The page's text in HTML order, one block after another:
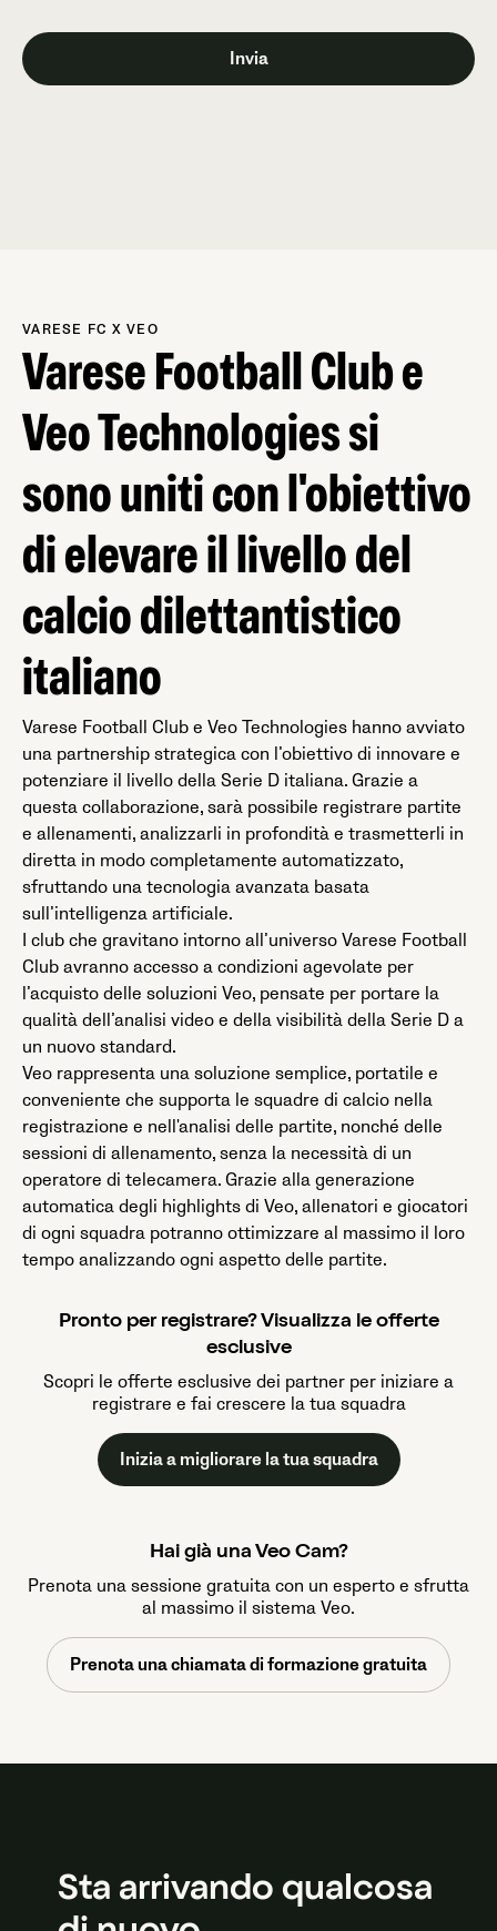
VARESE FC X VEO
Varese Football Club e
Veo Technologies si
sono uniti con l'obiettivo
di elevare il livello del
calcio dilettantistico
italiano
Varese Football Club e Veo Technologies hanno avviato
una partnership strategica con l’obiettivo di innovare e
potenziare il livello della Serie D italiana. Grazie a
questa collaborazione, sarà possibile registrare partite
e allenamenti, analizzarli in profondità e trasmetterli in
diretta in modo completamente automatizzato,
sfruttando una tecnologia avanzata basata
sull’intelligenza artificiale.
I club che gravitano intorno all’universo Varese Football
Club avranno accesso a condizioni agevolate per
l’acquisto delle soluzioni Veo, pensate per portare la
qualità dell’analisi video e della visibilità della Serie D a
un nuovo standard.
Veo rappresenta una soluzione semplice, portatile e
conveniente che supporta le squadre di calcio nella
registrazione e nell'analisi delle partite, nonché delle
sessioni di allenamento, senza la necessità di un
operatore di telecamera. Grazie alla generazione
automatica degli highlights di Veo, allenatori e giocatori
di ogni squadra potranno ottimizzare al massimo il loro
tempo analizzando ogni aspetto delle partite.
Pronto per registrare? Visualizza le offerte
esclusive
Scopri le offerte esclusive dei partner per iniziare a
registrare e fai crescere la tua squadra
Inizia a migliorare la tua squadra
Hai già una Veo Cam?
Prenota una sessione gratuita con un esperto e sfrutta
al massimo il sistema Veo.
Prenota una chiamata di formazione gratuita
Sta arrivando qualcosa